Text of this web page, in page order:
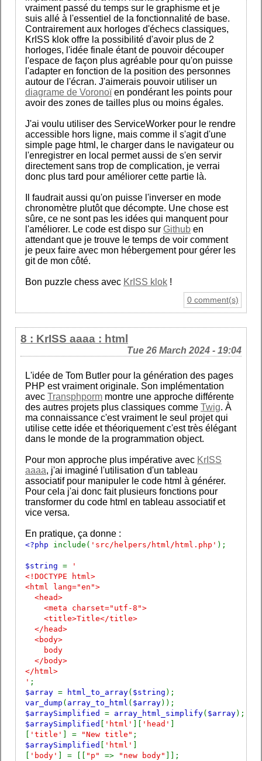
vraiment passé du temps sur le graphisme et je
suis allé à l'essentiel de la fonctionnalité de base.
Contrairement aux horloges d'échecs classiques,
KrISS klok offre la possibilité d'avoir plus de 2
horloges, l'idée finale étant de pouvoir découper
l'espace de façon plus agréable pour qu'on puisse
l'adapter en fonction de la position des personnes
autour de l'écran. J'aimerais pouvoir utiliser un
diagrame de Voronoïen pondérant les points pour
avoir des zones de tailles plus ou moins égales.
J'ai voulu utiliser des ServiceWorker pour le rendre
accessible hors ligne, mais comme il s'agit d'une
simple page html, le charger dans le navigateur ou
l'enregistrer en local permet aussi de s'en servir
directement sans trop de complication, je verrai
donc plus tard pour améliorer cette partie là.
Il faudrait aussi qu'on puisse l'inverser en mode
chronomètre plutôt que décompte. Une chose est
sûre, ce ne sont pas les idées qui manquent pour
l'améliorer. Le code est dispo sur Github en
attendant que je trouve le temps de voir comment
je peux faire avec mon hébergement pour gérer les
git de mon côté.
Bon puzzle chess avec KrISS klok !
0 comment(s)
8 : KrISS aaaa : html
Tue 26 March 2024 - 19:04
L'idée de Tom Butler pour la génération des pages
PHP est vraiment originale. Son implémentation
avec Transphporm montre une approche différente
des autres projets plus classiques comme Twig. À
ma connaissance c'est vraiment le seul projet qui
utilise cette idée et théoriquement c'est très élégant
dans le monde de la programmation object.
Pour mon approche plus impérative avec KrISS
aaaa, j'ai imaginé l'utilisation d'un tableau
associatif pour manipuler le code html à générer.
Pour cela j'ai donc fait plusieurs fonctions pour
transformer du code html en tableau associatif et
vice versa.
En pratique, ça donne :
<?php include( 'src/helpers/html/html.php' );
$string =
'
<!DOCTYPE html>
<html lang="en">
<head>
<meta charset="utf-8">
<title>Title</title>
</head>
<body>
body
</body>
</html>
' ;
$array = html_to_array( $string );
var_dump ( array_to_html ( $array));
$arraySimplified = array_html_simplify( $array);
$arraySimplified [ 'html' ][ 'head' ]
[ 'title' ] = "New title" ;
$arraySimplified [ 'html' ]
[ 'body' ] = [[ "p" => "new body" ]];